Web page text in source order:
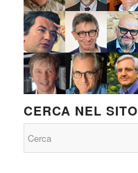
CERCA NEL SITO